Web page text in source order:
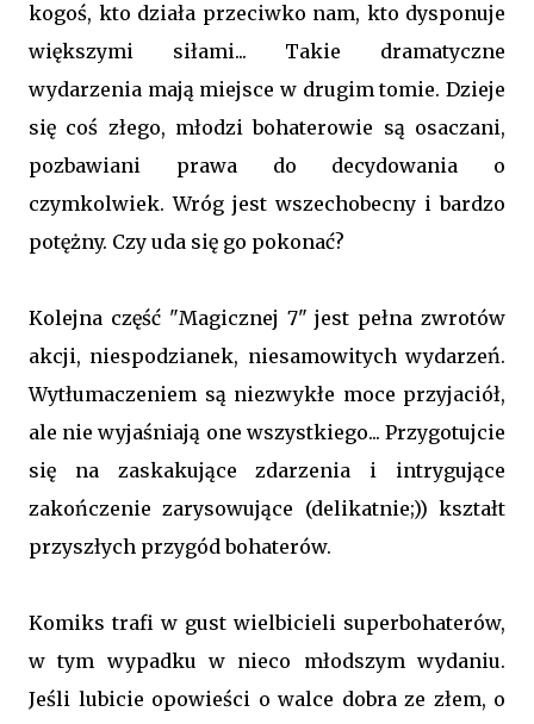
kogoś, kto działa przeciwko nam, kto dysponuje
większymi siłami... Takie dramatyczne
wydarzenia mają miejsce w drugim tomie. Dzieje
się coś złego, młodzi bohaterowie są osaczani,
pozbawiani prawa do decydowania o
czymkolwiek. Wróg jest wszechobecny i bardzo
potężny. Czy uda się go pokonać?
Kolejna część "Magicznej 7" jest pełna zwrotów
akcji, niespodzianek, niesamowitych wydarzeń.
Wytłumaczeniem są niezwykłe moce przyjaciół,
ale nie wyjaśniają one wszystkiego... Przygotujcie
się na zaskakujące zdarzenia i intrygujące
zakończenie zarysowujące (delikatnie;)) kształt
przyszłych przygód bohaterów.
Komiks trafi w gust wielbicieli superbohaterów,
w tym wypadku w nieco młodszym wydaniu.
Jeśli lubicie opowieści o walce dobra ze złem, o